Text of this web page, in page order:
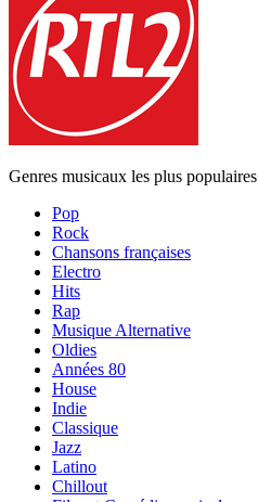
Genres musicaux les plus populaires
Pop
Rock
Chansons françaises
Electro
Hits
Rap
Musique Alternative
Oldies
Années 80
House
Indie
Classique
Jazz
Latino
Chillout